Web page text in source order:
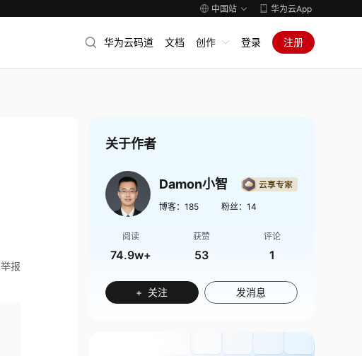
中国站 华为云App
华为云码道 文档 创作 登录 注册
举报
关于作者
Damon小智
博客： 185 粉丝： 14
阅读
74.9w+
获赞
53
评论
1
+ 关注 发消息